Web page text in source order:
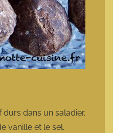
dans un saladier.
vanille et le sel.